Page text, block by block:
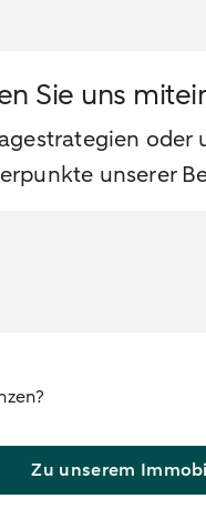
Sie uns
unserer
Zu unserem